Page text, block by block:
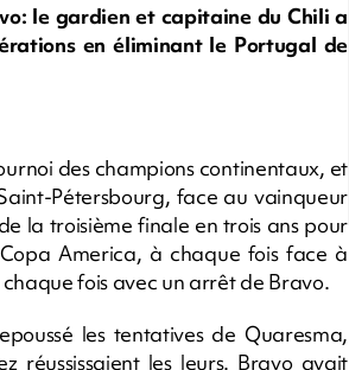
le gardien et capitaine du Chili a
en éliminant le Portugal de
des champions continentaux, et
Pétersbourg, face au vainqueur
la troisième finale en trois ans pour
America, à chaque fois face à
fois avec un arrêt de Bravo.
les tentatives de Quaresma,
réussissaient les leurs. Bravo avait